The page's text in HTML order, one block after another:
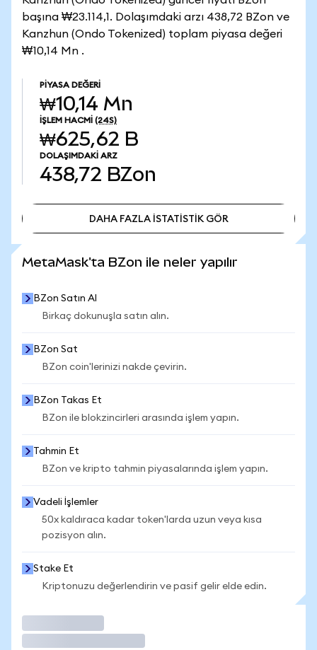
başına ₩23.114,1. Dolaşımdaki arzı 438,72 BZon ve
Kanzhun (Ondo Tokenized) toplam piyasa değeri
₩10,14 Mn .
PIYASA DEĞERI
₩10,14 Mn
İŞLEM HACMI (24S)
₩625,62 B
DOLAŞIMDAKI ARZ
438,72 BZon
DAHA FAZLA İSTATİSTİK GÖR
MetaMask'ta BZon ile neler yapılır
BZon Satın Al
Birkaç dokunuşla satın alın.
BZon Sat
BZon coin'lerinizi nakde çevirin.
BZon Takas Et
BZon ile blokzincirleri arasında işlem yapın.
Tahmin Et
BZon ve kripto tahmin piyasalarında işlem yapın.
Vadeli İşlemler
50x kaldıraca kadar token'larda uzun veya kısa
pozisyon alın.
Stake Et
Kriptonuzu değerlendirin ve pasif gelir elde edin.